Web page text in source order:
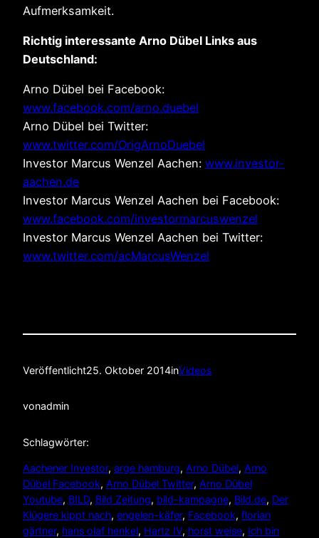
Aufmerksamkeit.
Richtig interessante Arno Dübel Links aus
Deutschland:
Arno Dübel bei Facebook:
www.facebook.com/arno.duebel
Arno Dübel bei Twitter:
www.twitter.com/OrigArnoDuebel
Investor Marcus Wenzel Aachen: www.investor-
aachen.de
Investor Marcus Wenzel Aachen bei Facebook:
www.facebook.com/investormarcuswenzel
Investor Marcus Wenzel Aachen bei Twitter:
www.twitter.com/acMarcusWenzel
Veröffentlicht25. Oktober 2014inVideos
vonadmin
Schlagwörter:
Aachener Investor, arge hamburg, Arno Dübel, Arno
Dübel Facebook, Arno Dübel Twitter, Arno Dübel
Youtube, BILD, Bild Zeitung, bild-kampagne, Bild.de, Der
Klügere kippt nach, engelen-käfer, Facebook, florian
gärtner, hans olaf henkel, Hartz IV, horst weise, Ich bin